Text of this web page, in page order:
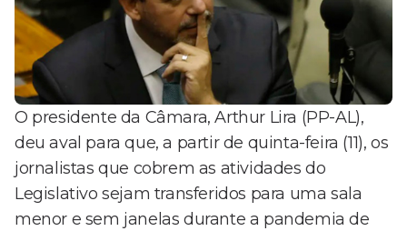
O presidente da Câmara, Arthur Lira (PP-AL),
deu aval para que, a partir de quinta-feira (11), os
jornalistas que cobrem as atividades do
Legislativo sejam transferidos para uma sala
menor e sem janelas durante a pandemia de